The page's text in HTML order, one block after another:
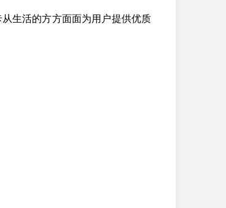
生活的方方面面为用户提供优质